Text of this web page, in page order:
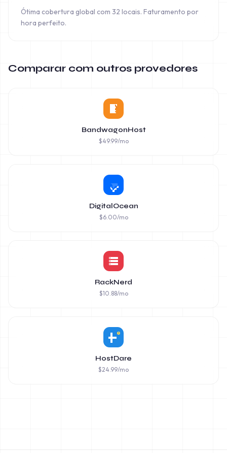
Ótima cobertura global com 32 locais. Faturamento por
hora perfeito.
Comparar com outros provedores
BandwagonHost
$49.99/mo
DigitalOcean
$6.00/mo
RackNerd
$10.88/mo
HostDare
$24.99/mo